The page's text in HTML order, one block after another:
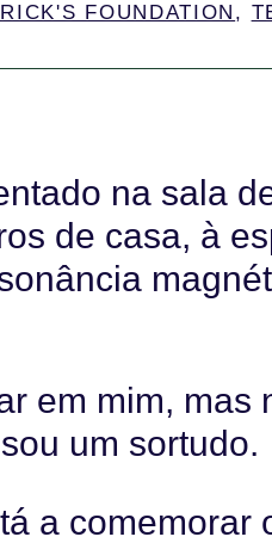
FOUNDATION ,
na sala
de casa, à
em mim, mas
um sortudo.
a comemorar